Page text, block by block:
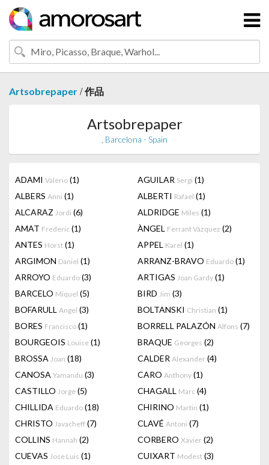
Artsobrepaper /作品
Artsobrepaper
, Barcelona - Spain
ADAMI Valerio (1) AGUILAR Sergi (1)
ALBERS Anni (1) ALBERTI Rafael (1)
ALCARAZ Jordi (6) ALDRIDGE Miles (1)
AMAT Frederic (1) ÀNGEL Ferrant Vázquez (2)
ANTES Horst (1) APPEL Karel (1)
ARGIMON Daniel (1) ARRANZ-BRAVO Eduardo (1)
ARROYO Eduardo (3) ARTIGAS Joan Gardy (1)
BARCELO Miquel (5) BIRD Jim (3)
BOFARULL Angel (3) BOLTANSKI Christian (1)
BORES Francisco (1) BORRELL PALAZÓN Alfons (7)
BOURGEOIS Louise (1) BRAQUE Georges (2)
BROSSA Joan (18) CALDER Alexander (4)
CANOSA Yamandu (3) CARO Anthony (1)
CASTILLO Jorge (5) CHAGALL Marc (4)
CHILLIDA Eduardo (18) CHIRINO Martin (1)
CHRISTO Javacheff (7) CLAVÉ Antoni (7)
COLLINS Hannah (2) CORBERO Xavier (2)
CUEVAS Jose Luis (1) CUIXART Modest (3)